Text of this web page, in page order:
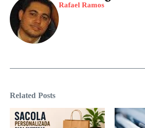
Rafael Ramos
Related Posts